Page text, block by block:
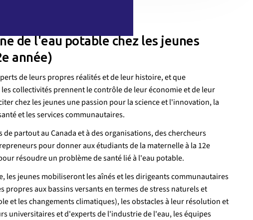
de l'eau potable chez les jeunes
année)
de leurs propres réalités et de leur histoire, et que
collectivités prennent le contrôle de leur économie et de leur
chez les jeunes une passion pour la science et l'innovation, la
et les services communautaires.
de partout au Canada et à des organisations, des chercheurs
pour donner aux étudiants de la maternelle à la 12e
résoudre un problème de santé lié à l'eau potable.
les jeunes mobiliseront les aînés et les dirigeants communautaires
aux bassins versants en termes de stress naturels et
et les changements climatiques), les obstacles à leur résolution et
universitaires et d'experts de l'industrie de l'eau, les équipes